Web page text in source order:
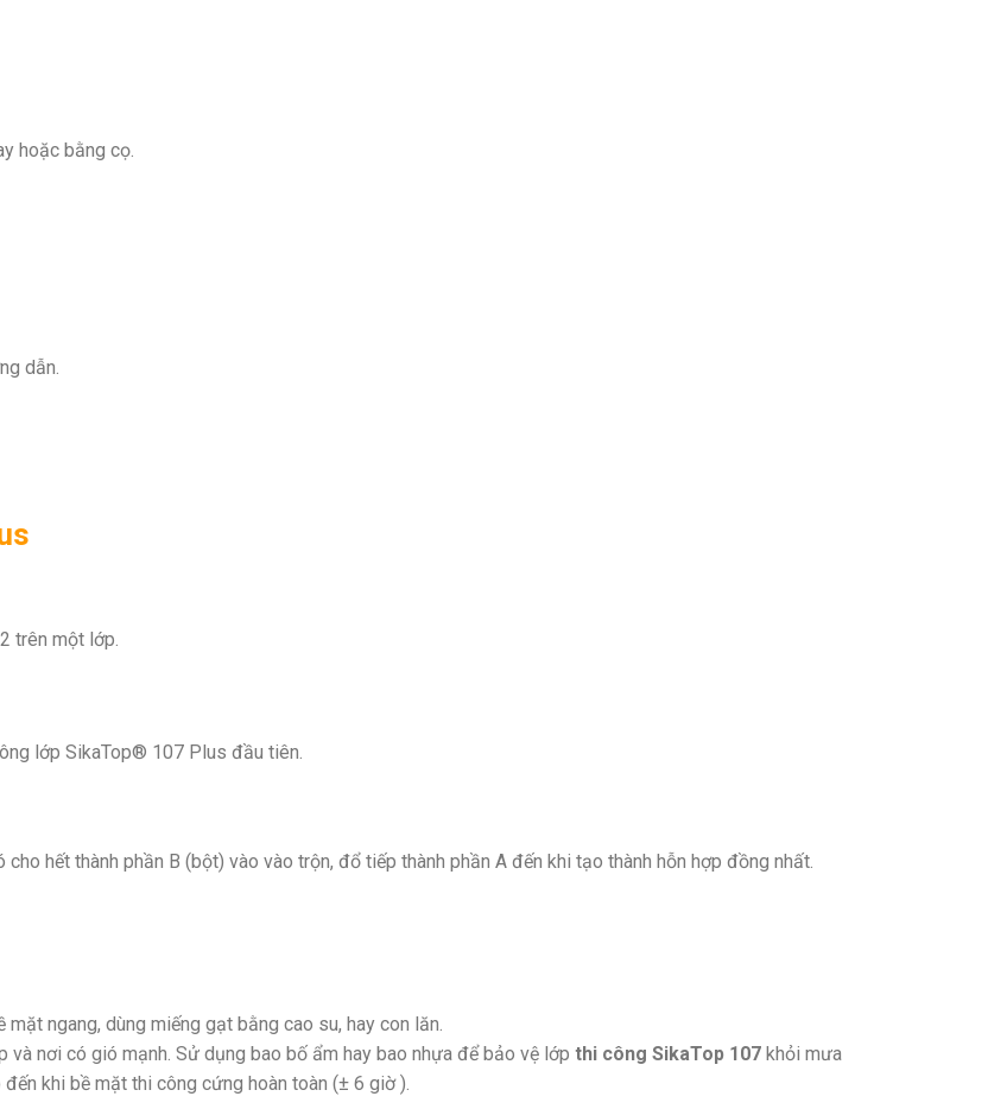
hoặc bằng cọ.
dẫn.
trên một lớp.
lớp SikaTop® 107 Plus đầu tiên.
hết thành phần B (bột) vào vào trộn, đổ tiếp thành phần A đến khi tạo thành hỗn hợp đồng nhất.
ngang, dùng miếng gạt bằng cao su, hay con lăn.
nơi có gió mạnh. Sử dụng bao bố ẩm hay bao nhựa để bảo vệ lớp thi công SikaTop 107 khỏi mưa
khi bề mặt thi công cứng hoàn toàn (± 6 giờ ).